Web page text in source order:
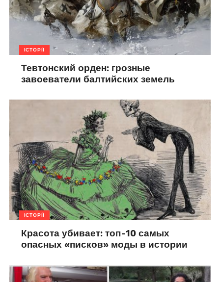
ІСТОРІЇ
Тевтонский орден: грозные
завоеватели балтийских земель
ІСТОРІЇ
Красота убивает: топ-10 самых
опасных «писков» моды в истории